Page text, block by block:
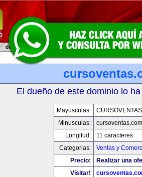
El dueño de este dominio lo
Mayusculas:
Minusculas:
cursoventas.com
Longitud:
11 caracteres
Categorias:
Ventas y
Precio:
Realizar una
Visitar!